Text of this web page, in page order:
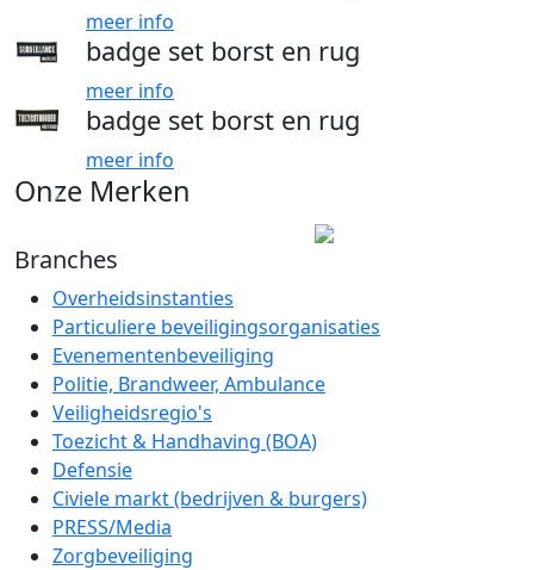
meer info
badge set borst en rug
meer info
badge set borst en rug
meer info
Onze Merken
Branches
Overheidsinstanties
Particuliere beveiligingsorganisaties
Evenementenbeveiliging
Politie, Brandweer, Ambulance
Veiligheidsregio's
Toezicht & Handhaving (BOA)
Defensie
Civiele markt (bedrijven & burgers)
PRESS/Media
Zorgbeveiliging